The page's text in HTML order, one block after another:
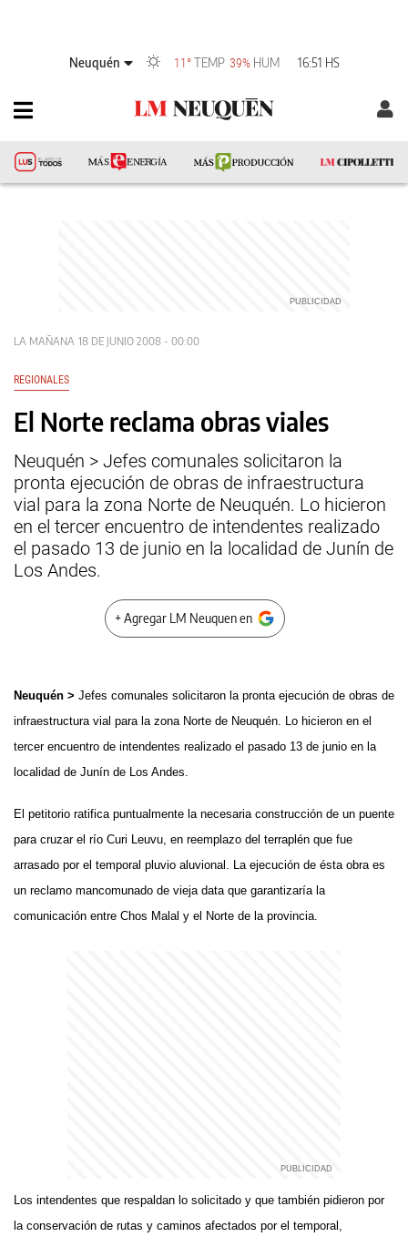
Neuquén 11° TEMP 39% HUM 16:51 HS
LA MAÑANA 18 DE JUNIO 2008 - 00:00
REGIONALES
El Norte reclama obras viales
Neuquén > Jefes comunales solicitaron la
pronta ejecución de obras de infraestructura
vial para la zona Norte de Neuquén. Lo hicieron
en el tercer encuentro de intendentes realizado
el pasado 13 de junio en la localidad de Junín de
Los Andes.
+ Agregar LM Neuquen en
Neuquén > Jefes comunales solicitaron la pronta ejecución de obras de
infraestructura vial para la zona Norte de Neuquén. Lo hicieron en el
tercer encuentro de intendentes realizado el pasado 13 de junio en la
localidad de Junín de Los Andes.
El petitorio ratifica puntualmente la necesaria construcción de un puente
para cruzar el río Curi Leuvu, en reemplazo del terraplén que fue
arrasado por el temporal pluvio aluvional. La ejecución de ésta obra es
un reclamo mancomunado de vieja data que garantizaría la
comunicación entre Chos Malal y el Norte de la provincia.
Los intendentes que respaldan lo solicitado y que también pidieron por
la conservación de rutas y caminos afectados por el temporal,